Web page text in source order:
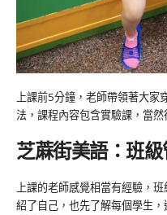
上課前5分鐘，老師帶領著大
法，課程內容包含實驗課，當然
芝蔴街美語：班
上課的老師感覺相當有經驗，
紹了自己，也先了解每個學生